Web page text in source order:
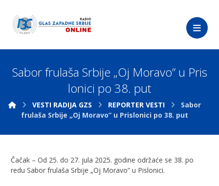
Sabor frulaša Srbije „Oj Moravo” u Pris
lonici po 38. put
VESTI RADIJA GZS REPORTER VESTI
Sabor
frulaša Srbije „Oj Moravo” u Prislonici po 38. put
Čačak – Od 25. do 27. jula 2025. godine održaće se 38. po
redu Sabor frulaša Srbije „Oj Moravo” u Pislonici.